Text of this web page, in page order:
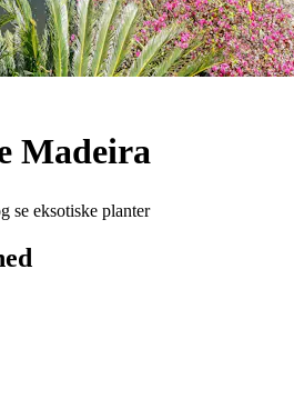
Madeira
se eksotiske planter